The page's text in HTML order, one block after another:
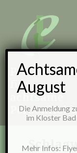
springen
Praxis
für
achtsame
August
Die Anmeldung
im Kloster
Mehr Infos: